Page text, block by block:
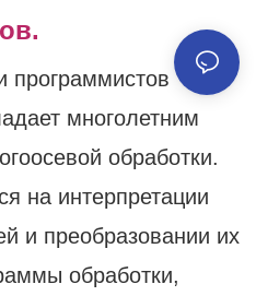
программистов
многолетним
обработки.
на интерпретации
и преобразовании их
обработки,